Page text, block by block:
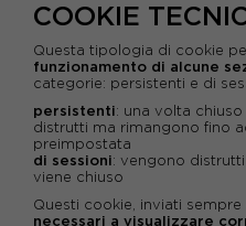
COOKIE
Questa tipologia di cookie
funzionamento di alcune
categorie: persistenti e di
persistenti: una volta
distrutti ma rimangono fino
preimpostata
di sessioni: vengono
viene chiuso
Questi cookie, inviati
necessari a visualizzare